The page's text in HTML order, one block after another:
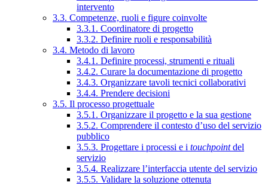
intervento
3.3. Competenze, ruoli e figure coinvolte
3.3.1. Coordinatore di progetto
3.3.2. Definire ruoli e responsabilità
3.4. Metodo di lavoro
3.4.1. Definire processi, strumenti e rituali
3.4.2. Curare la documentazione di progetto
3.4.3. Organizzare tavoli tecnici collaborativi
3.4.4. Prendere decisioni
3.5. Il processo progettuale
3.5.1. Organizzare il progetto e la sua gestione
3.5.2. Comprendere il contesto d’uso del servizio
pubblico
3.5.3. Progettare i processi e i touchpointdel
servizio
3.5.4. Realizzare l’interfaccia utente del servizio
3.5.5. Validare la soluzione ottenuta